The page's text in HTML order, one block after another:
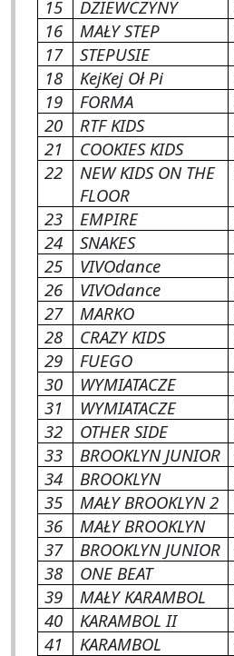
15
DZIEWCZYNY
16
MAŁY STEP
17
STEPUSIE
18
KejKej Oł Pi
19
FORMA
20
RTF KIDS
21
COOKIES KIDS
22
NEW KIDS ON THE
FLOOR
23 EMPIRE
24
SNAKES
25
VIVOdance
26
VIVOdance
27
MARKO
28
CRAZY KIDS
29
FUEGO
30
WYMIATACZE
31
WYMIATACZE
32
OTHER SIDE
33
BROOKLYN JUNIOR
34
BROOKLYN
35
MAŁY BROOKLYN 2
36
MAŁY BROOKLYN
37
BROOKLYN JUNIOR
38
ONE BEAT
39
MAŁY KARAMBOL
40
KARAMBOL II
41
KARAMBOL